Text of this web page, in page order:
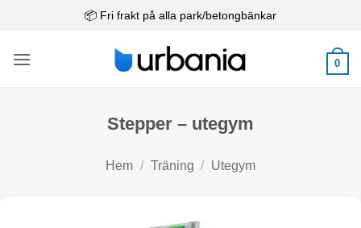
📦 Fri frakt på alla park/betongbänkar
0
Stepper – utegym
Hem / Träning / Utegym